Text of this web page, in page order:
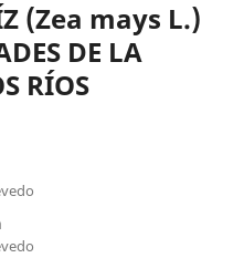
(Zea mays L.)
DE LA
RÍOS